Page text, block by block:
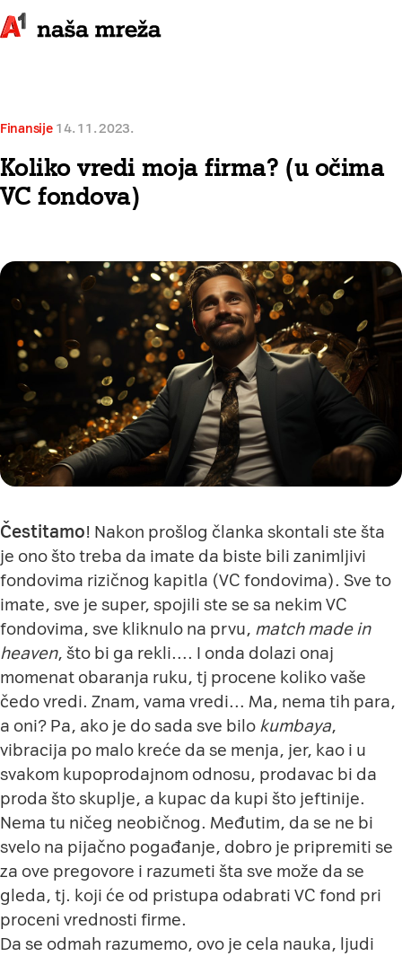
Finansije 14. 11. 2023.
Koliko vredi moja firma? (u očima
VC fondova)
Čestitamo! Nakon prošlog članka skontali ste šta
je ono što treba da imate da biste bili zanimljivi
fondovima rizičnog kapitla (VC fondovima). Sve to
imate, sve je super, spojili ste se sa nekim VC
fondovima, sve kliknulo na prvu, match made in
heaven, što bi ga rekli…. I onda dolazi onaj
momenat obaranja ruku, tj procene koliko vaše
čedo vredi. Znam, vama vredi… Ma, nema tih para,
a oni? Pa, ako je do sada sve bilo kumbaya,
vibracija po malo kreće da se menja, jer, kao i u
svakom kupoprodajnom odnosu, prodavac bi da
proda što skuplje, a kupac da kupi što jeftinije.
Nema tu ničeg neobičnog. Međutim, da se ne bi
svelo na pijačno pogađanje, dobro je pripremiti se
za ove pregovore i razumeti šta sve može da se
gleda, tj. koji će od pristupa odabrati VC fond pri
proceni vrednosti firme.
Da se odmah razumemo, ovo je cela nauka, ljudi